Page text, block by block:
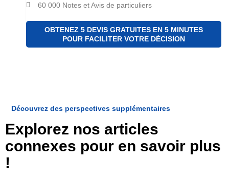
60 000 Notes et Avis de particuliers
OBTENEZ 5 DEVIS GRATUITES EN 5 MINUTES
POUR FACILITER VOTRE DÉCISION
Découvrez des perspectives supplémentaires
Explorez nos articles
connexes pour en savoir plus
!